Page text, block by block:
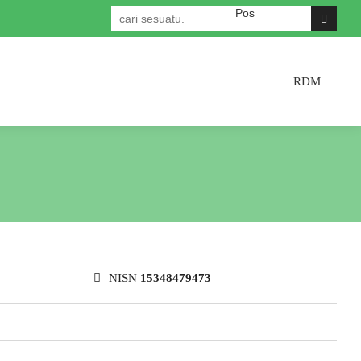
Selamat datang di Website
RDM
NISN 15348479473